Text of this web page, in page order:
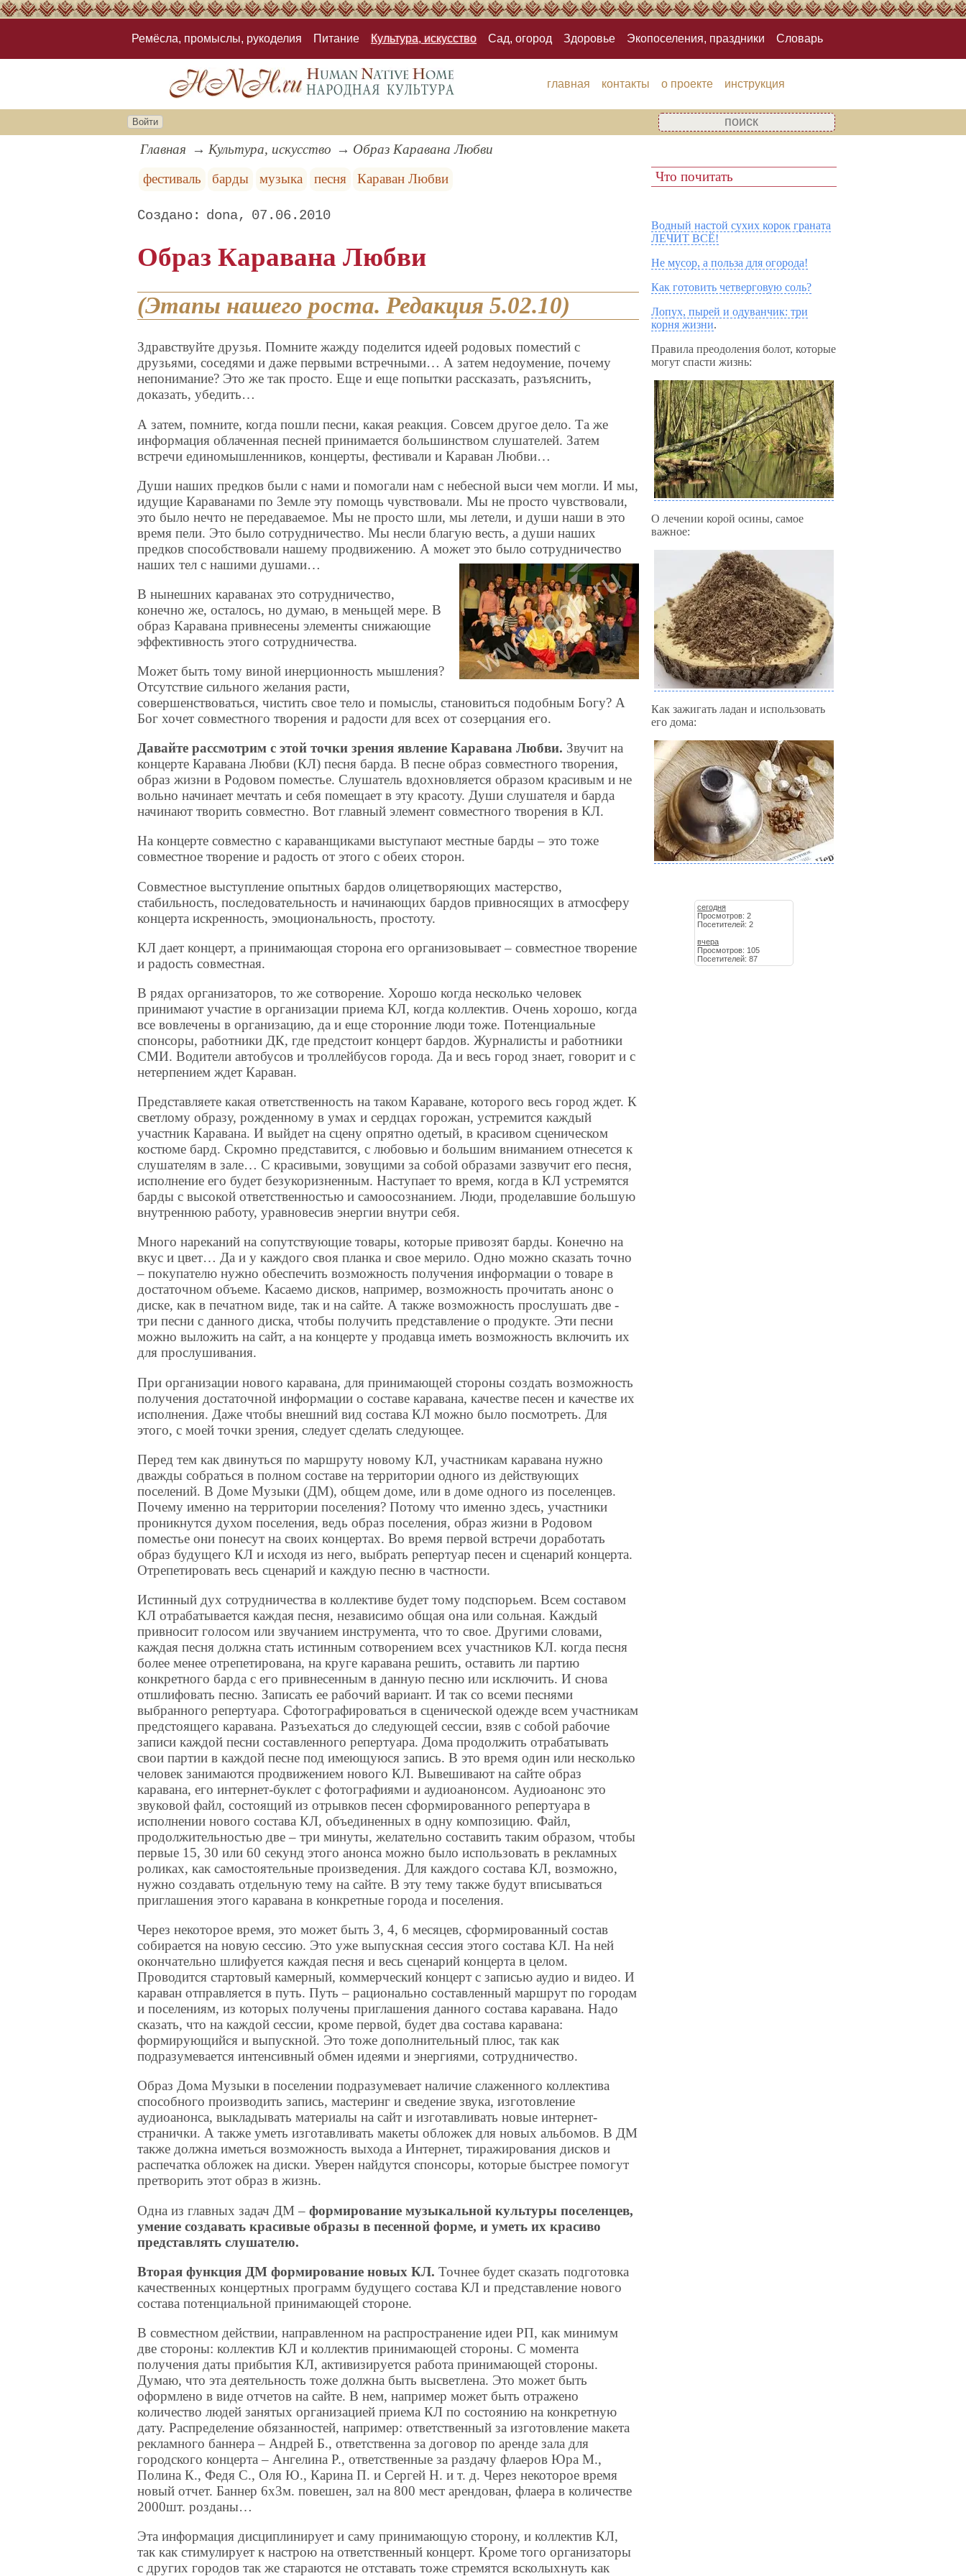
Ремёсла, промыслы, рукоделия Питание Культура, искусство Сад, огород Здоровье Экопоселения, праздники Словарь
главная контакты о проекте инструкция
Войти
Главная Культура, искусство
Образ Каравана Любви
фестиваль
барды музыка песня Караван Любви
dona 07.06.2010
Образ Каравана Любви
(Этапы нашего роста. Редакция 5.02.10)
Здравствуйте друзья. Помните жажду поделится идеей родовых поместий с
друзьями, соседями и даже первыми встречными… А затем недоумение, почему
непонимание? Это же так просто. Еще и еще попытки рассказать, разъяснить,
доказать, убедить…
А затем, помните, когда пошли песни, какая реакция. Совсем другое дело. Та же
информация облаченная песней принимается большинством слушателей. Затем
встречи единомышленников, концерты, фестивали и Караван Любви…
Души наших предков были с нами и помогали нам с небесной выси чем могли. И мы,
идущие Караванами по Земле эту помощь чувствовали. Мы не просто чувствовали,
это было нечто не передаваемое. Мы не просто шли, мы летели, и души наши в это
время пели. Это было сотрудничество. Мы несли благую весть, а души наших
предков способствовали нашему продвижению. А может это было сотрудничество
наших тел с нашими душами…
В нынешних караванах это сотрудничество,
конечно же, осталось, но думаю, в меньщей мере. В
образ Каравана привнесены элементы снижающие
эффективность этого сотрудничества.
Может быть тому виной инерционность мышления?
Отсутствие сильного желания расти,
совершенствоваться, чистить свое тело и помыслы, становиться подобным Богу? А
Бог хочет совместного творения и радости для всех от созерцания его.
Давайте рассмотрим с этой точки зрения явление Каравана Любви. Звучит на
концерте Каравана Любви (КЛ) песня барда. В песне образ совместного творения,
образ жизни в Родовом поместье. Слушатель вдохновляется образом красивым и не
вольно начинает мечтать и себя помещает в эту красоту. Души слушателя и барда
начинают творить совместно. Вот главный элемент совместного творения в КЛ.
На концерте совместно с караванщиками выступают местные барды – это тоже
совместное творение и радость от этого с обеих сторон.
Совместное выступление опытных бардов олицетворяющих мастерство,
стабильность, последовательность и начинающих бардов привносящих в атмосферу
концерта искренность, эмоциональность, простоту.
КЛ дает концерт, а принимающая сторона его организовывает – совместное творение
и радость совместная.
В рядах организаторов, то же сотворение. Хорошо когда несколько человек
принимают участие в организации приема КЛ, когда коллектив. Очень хорошо, когда
все вовлечены в организацию, да и еще сторонние люди тоже. Потенциальные
спонсоры, работники ДК, где предстоит концерт бардов. Журналисты и работники
СМИ. Водители автобусов и троллейбусов города. Да и весь город знает, говорит и с
нетерпением ждет Караван.
Представляете какая ответственность на таком Караване, которого весь город ждет. К
светлому образу, рожденному в умах и сердцах горожан, устремится каждый
участник Каравана. И выйдет на сцену опрятно одетый, в красивом сценическом
костюме бард. Скромно представится, с любовью и большим вниманием отнесется к
слушателям в зале… С красивыми, зовущими за собой образами зазвучит его песня,
исполнение его будет безукоризненным. Наступает то время, когда в КЛ устремятся
барды с высокой ответственностью и самоосознанием. Люди, проделавшие большую
внутреннюю работу, уравновесив энергии внутри себя.
Много нареканий на сопутствующие товары, которые привозят барды. Конечно на
вкус и цвет… Да и у каждого своя планка и свое мерило. Одно можно сказать точно
– покупателю нужно обеспечить возможность получения информации о товаре в
достаточном объеме. Касаемо дисков, например, возможность прочитать анонс о
диске, как в печатном виде, так и на сайте. А также возможность прослушать две -
три песни с данного диска, чтобы получить представление о продукте. Эти песни
можно выложить на сайт, а на концерте у продавца иметь возможность включить их
для прослушивания.
При организации нового каравана, для принимающей стороны создать возможность
получения достаточной информации о составе каравана, качестве песен и качестве их
исполнения. Даже чтобы внешний вид состава КЛ можно было посмотреть. Для
этого, с моей точки зрения, следует сделать следующее.
Перед тем как двинуться по маршруту новому КЛ, участникам каравана нужно
дважды собраться в полном составе на территории одного из действующих
поселений. В Доме Музыки (ДМ), общем доме, или в доме одного из поселенцев.
Почему именно на территории поселения? Потому что именно здесь, участники
проникнутся духом поселения, ведь образ поселения, образ жизни в Родовом
поместье они понесут на своих концертах. Во время первой встречи доработать
образ будущего КЛ и исходя из него, выбрать репертуар песен и сценарий концерта.
Отрепетировать весь сценарий и каждую песню в частности.
Истинный дух сотрудничества в коллективе будет тому подспорьем. Всем составом
КЛ отрабатывается каждая песня, независимо общая она или сольная. Каждый
привносит голосом или звучанием инструмента, что то свое. Другими словами,
каждая песня должна стать истинным сотворением всех участников КЛ. когда песня
более менее отрепетирована, на круге каравана решить, оставить ли партию
конкретного барда с его привнесенным в данную песню или исключить. И снова
отшлифовать песню. Записать ее рабочий вариант. И так со всеми песнями
выбранного репертуара. Сфотографироваться в сценической одежде всем участникам
предстоящего каравана. Разъехаться до следующей сессии, взяв с собой рабочие
записи каждой песни составленного репертуара. Дома продолжить отрабатывать
свои партии в каждой песне под имеющуюся запись. В это время один или несколько
человек занимаются продвижением нового КЛ. Вывешивают на сайте образ
каравана, его интернет-буклет с фотографиями и аудиоанонсом. Аудиоанонс это
звуковой файл, состоящий из отрывков песен сформированного репертуара в
исполнении нового состава КЛ, объединенных в одну композицию. Файл,
продолжительностью две – три минуты, желательно составить таким образом, чтобы
первые 15, 30 или 60 секунд этого анонса можно было использовать в рекламных
роликах, как самостоятельные произведения. Для каждого состава КЛ, возможно,
нужно создавать отдельную тему на сайте. В эту тему также будут вписываться
приглашения этого каравана в конкретные города и поселения.
Через некоторое время, это может быть 3, 4, 6 месяцев, сформированный состав
собирается на новую сессию. Это уже выпускная сессия этого состава КЛ. На ней
окончательно шлифуется каждая песня и весь сценарий концерта в целом.
Проводится стартовый камерный, коммерческий концерт с записью аудио и видео. И
караван отправляется в путь. Путь – рационально составленный маршрут по городам
и поселениям, из которых получены приглашения данного состава каравана. Надо
сказать, что на каждой сессии, кроме первой, будет два состава каравана:
формирующийся и выпускной. Это тоже дополнительный плюс, так как
подразумевается интенсивный обмен идеями и энергиями, сотрудничество.
Образ Дома Музыки в поселении подразумевает наличие слаженного коллектива
способного производить запись, мастеринг и сведение звука, изготовление
аудиоанонса, выкладывать материалы на сайт и изготавливать новые интернет-
странички. А также уметь изготавливать макеты обложек для новых альбомов. В ДМ
также должна иметься возможность выхода а Интернет, тиражирования дисков и
распечатка обложек на диски. Уверен найдутся спонсоры, которые быстрее помогут
претворить этот образ в жизнь.
Одна из главных задач ДМ –формирование музыкальной культуры поселенцев,
умение создавать красивые образы в песенной форме, и уметь их красиво
представлять слушателю.
Вторая функция ДМ формирование новых КЛ. Точнее будет сказать подготовка
качественных концертных программ будущего состава КЛ и представление нового
состава потенциальной принимающей стороне.
В совместном действии, направленном на распространение идеи РП, как минимум
две стороны: коллектив КЛ и коллектив принимающей стороны. С момента
получения даты прибытия КЛ, активизируется работа принимающей стороны.
Думаю, что эта деятельность тоже должна быть высветлена. Это может быть
оформлено в виде отчетов на сайте. В нем, например может быть отражено
количество людей занятых организацией приема КЛ по состоянию на конкретную
дату. Распределение обязанностей, например: ответственный за изготовление макета
рекламного баннера – Андрей Б., ответственна за договор по аренде зала для
городского концерта – Ангелина Р., ответственные за раздачу флаеров Юра М.,
Полина К., Федя С., Оля Ю., Карина П. и Сергей Н. и т. д. Через некоторое время
новый отчет. Баннер 6х3м. повешен, зал на 800 мест арендован, флаера в количестве
2000шт. розданы…
Эта информация дисциплинирует и саму принимающую сторону, и коллектив КЛ,
так как стимулирует к настрою на ответственный концерт. Кроме того организаторы
с других городов так же стараются не отставать тоже стремятся всколыхнуть как
Что почитать
Водный настой сухих корок граната
ЛЕЧИТ ВСЁ!
Не мусор, а польза для огорода!
Как готовить четверговую соль?
Лопух, пырей и одуванчик: три
корня жизни.
Правила преодоления болот, которые
могут спасти жизнь:
О лечении корой осины, самое
важное:
Как зажигать ладан и использовать
его дома:
сегодня
Просмотров: 2
Посетителей: 2
вчера
Просмотров: 105
Посетителей: 87